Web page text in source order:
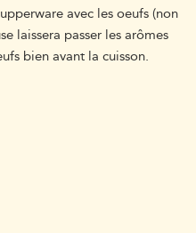
avec les oeufs (non
laissera passer les arômes
bien avant la cuisson.